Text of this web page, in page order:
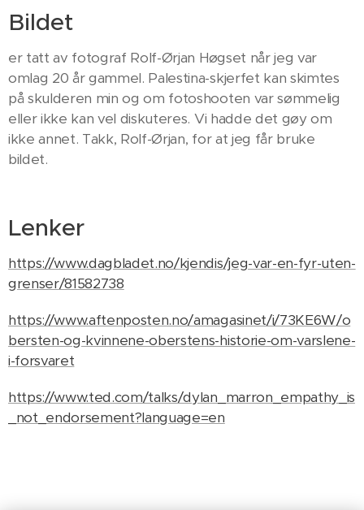
Bildet
er tatt av fotograf Rolf-Ørjan Høgset når jeg var
omlag 20 år gammel. Palestina-skjerfet kan skimtes
på skulderen min og om fotoshooten var sømmelig
eller ikke kan vel diskuteres. Vi hadde det gøy om
ikke annet. Takk, Rolf-Ørjan, for at jeg får bruke
bildet.
Lenker
https://www.dagbladet.no/kjendis/jeg-var-en-fyr-uten-
grenser/81582738
https://www.aftenposten.no/amagasinet/i/73KE6W/o
bersten-og-kvinnene-oberstens-historie-om-varslene-
i-forsvaret
https://www.ted.com/talks/dylan_marron_empathy_is
_not_endorsement?language=en